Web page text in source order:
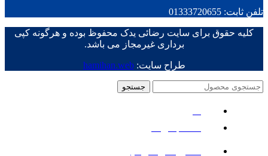
تلفن ثابت: 01333720655
کلیه حقوق برای سایت رضائی یدک محفوظ بوده و هرگونه کپی
برداری غیرمجاز می باشد.
طراح سایت:hamihan.web
جستجو